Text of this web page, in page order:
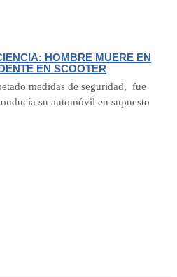
HOMBRE MUERE EN
EN SCOOTER
medidas de seguridad, fue
su automóvil en supuesto